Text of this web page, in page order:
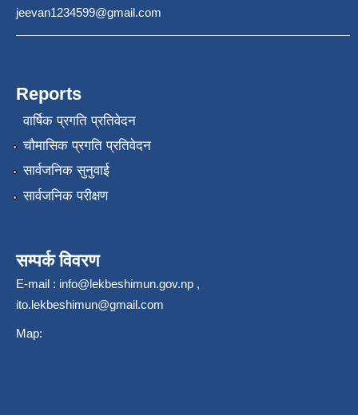
jeevan1234599@gmail.com
Reports
वार्षिक प्रगति प्रतिवेदन
चौमासिक प्रगति प्रतिवेदन
सार्वजनिक सुनुवाई
सार्वजनिक परीक्षण
सम्पर्क विवरण
E-mail : info@lekbeshimun.gov.np ,
ito.lekbeshimun@gmail.com
Map: